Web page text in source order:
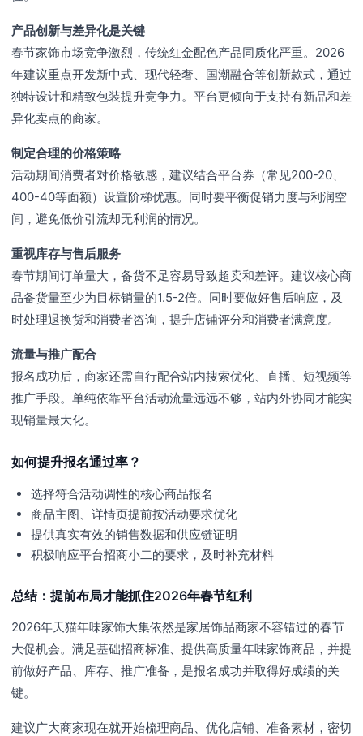
产品创新与差异化是关键
春节家饰市场竞争激烈，传统红金配色产品同质化严重。2026
年建议重点开发新中式、现代轻奢、国潮融合等创新款式，通过
独特设计和精致包装提升竞争力。平台更倾向于支持有新品和差
异化卖点的商家。
制定合理的价格策略
活动期间消费者对价格敏感，建议结合平台券（常见200-20、
400-40等面额）设置阶梯优惠。同时要平衡促销力度与利润空
间，避免低价引流却无利润的情况。
重视库存与售后服务
春节期间订单量大，备货不足容易导致超卖和差评。建议核心商
品备货量至少为目标销量的1.5-2倍。同时要做好售后响应，及
时处理退换货和消费者咨询，提升店铺评分和消费者满意度。
流量与推广配合
报名成功后，商家还需自行配合站内搜索优化、直播、短视频等
推广手段。单纯依靠平台活动流量远远不够，站内外协同才能实
现销量最大化。
如何提升报名通过率？
选择符合活动调性的核心商品报名
商品主图、详情页提前按活动要求优化
提供真实有效的销售数据和供应链证明
积极响应平台招商小二的要求，及时补充材料
总结：提前布局才能抓住2026年春节红利
2026年天猫年味家饰大集依然是家居饰品商家不容错过的春节
大促机会。满足基础招商标准、提供高质量年味家饰商品，并提
前做好产品、库存、推广准备，是报名成功并取得好成绩的关
键。
建议广大商家现在就开始梳理商品、优化店铺、准备素材，密切